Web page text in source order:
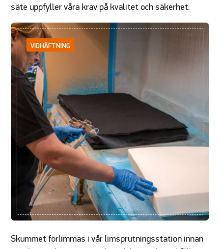
säte uppfyller våra krav på kvalitet och säkerhet.
VIDHÄFTNING
Skummet förlimmas i vår limsprutningsstation innan